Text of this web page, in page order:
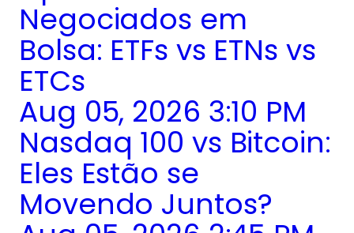
Negociados em
Bolsa: ETFs vs ETNs vs
ETCs
Aug 05, 2026 3:10 PM
Nasdaq 100 vs Bitcoin:
Eles Estão se
Movendo Juntos?